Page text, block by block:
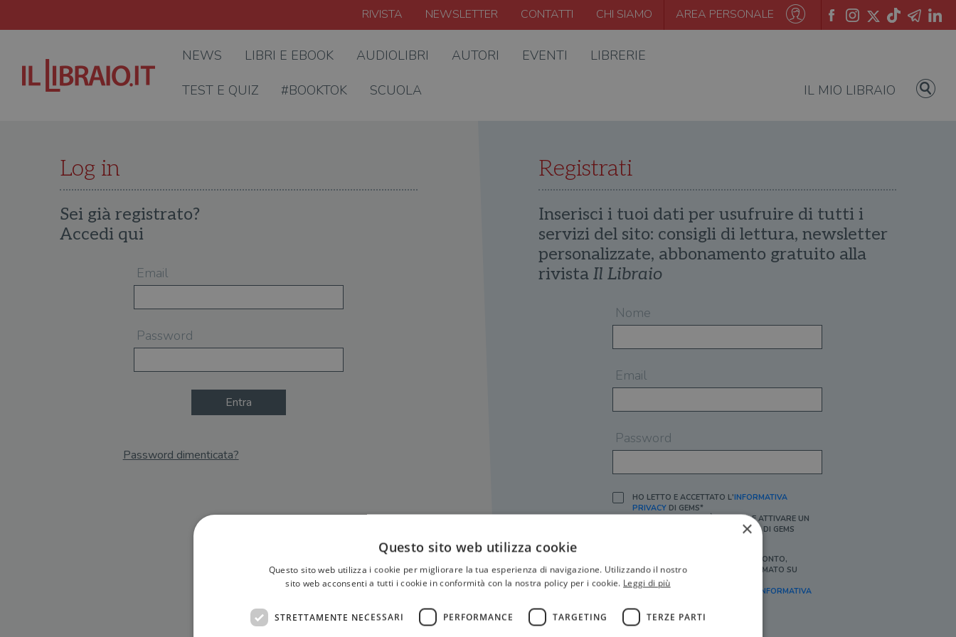
RIVISTA NEWSLETTER CONTATTI CHI SIAMO AREA PERSONALE
NEWS LIBRI E EBOOK AUDIOLIBRI AUTORI EVENTI LIBRERIE
TEST E QUIZ #BOOKTOK SCUOLA IL MIO LIBRAIO
Log in
Sei già registrato?
Accedi qui
Email
Password
Entra
Password dimenticata?
Registrati
Inserisci i tuoi dati per usufruire di tutti i
servizi del sito: consigli di lettura, newsletter
personalizzate, abbonamento gratuito alla
rivista Il Libraio
Nome
Email
Password
HO LETTO E ACCETTATO L'INFORMATIVA
PRIVACYDI GEMS*
IN MANCANZA NON È POSSIBILE ATTIVARE UN
ACCOUNT E/O RICEVERE I SERVIZI DI GEMS
SÌ, DESIDERO RICEVERE BUONI SCONTO,
OFFERTE SPECIALI, ESSERE INFORMATO SU
PROMOZIONI E NOVITÀ.
[FINALITÀ MARKETING, ART.2 (E),
INFORMATIVA
×
Questo sito web utilizza cookie
Questo sito web utilizza i cookie per migliorare la tua esperienza di navigazione. Utilizzando il nostro
sito web acconsenti a tutti i cookie in conformità con la nostra policy per i cookie. Leggi di più
STRETTAMENTE NECESSARI PERFORMANCE TARGETING TERZE PARTI